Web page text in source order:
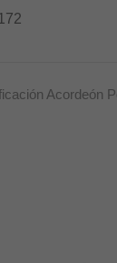
Acordeón